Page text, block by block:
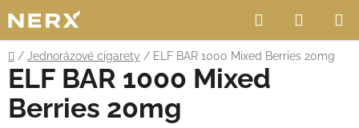
na
obsah
Hledat
KOŠÍK
Domů
/ Jednorázové cigarety / ELF BAR 1000 Mixed Berries 20mg
ELF BAR 1000 Mixed
Berries 20mg